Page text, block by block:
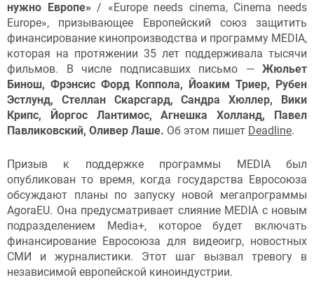
нужно Европе» / «Europe needs cinema, Cinema needs
Europe», призывающее Европейский союз защитить
финансирование кинопроизводства и программу MEDIA,
которая на протяжении 35 лет поддерживала тысячи
фильмов. В числе подписавших письмо — Жюльет
Бинош, Фрэнсис Форд Коппола, Йоаким Триер, Рубен
Эстлунд, Стеллан Скарсгард, Сандра Хюллер, Вики
Крипс, Йоргос Лантимос, Агнешка Холланд, Павел
Павликовский, Оливер Лаше. Об этом пишет Deadline.
Призыв к поддержке программы MEDIA был
опубликован то время, когда государства Евросоюза
обсуждают планы по запуску новой мегапрограммы
AgoraEU. Она предусматривает слияние MEDIA с новым
подразделением Media+, которое будет включать
финансирование Евросоюза для видеоигр, новостных
СМИ и журналистики. Этот шаг вызвал тревогу в
независимой европейской киноиндустрии.